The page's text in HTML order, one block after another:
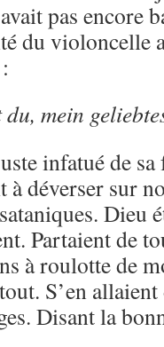
pas encore
du violoncelle
du, mein
infatué de
à déverser sur
Dieu
Partaient de
à roulotte de
S’en
Disant la